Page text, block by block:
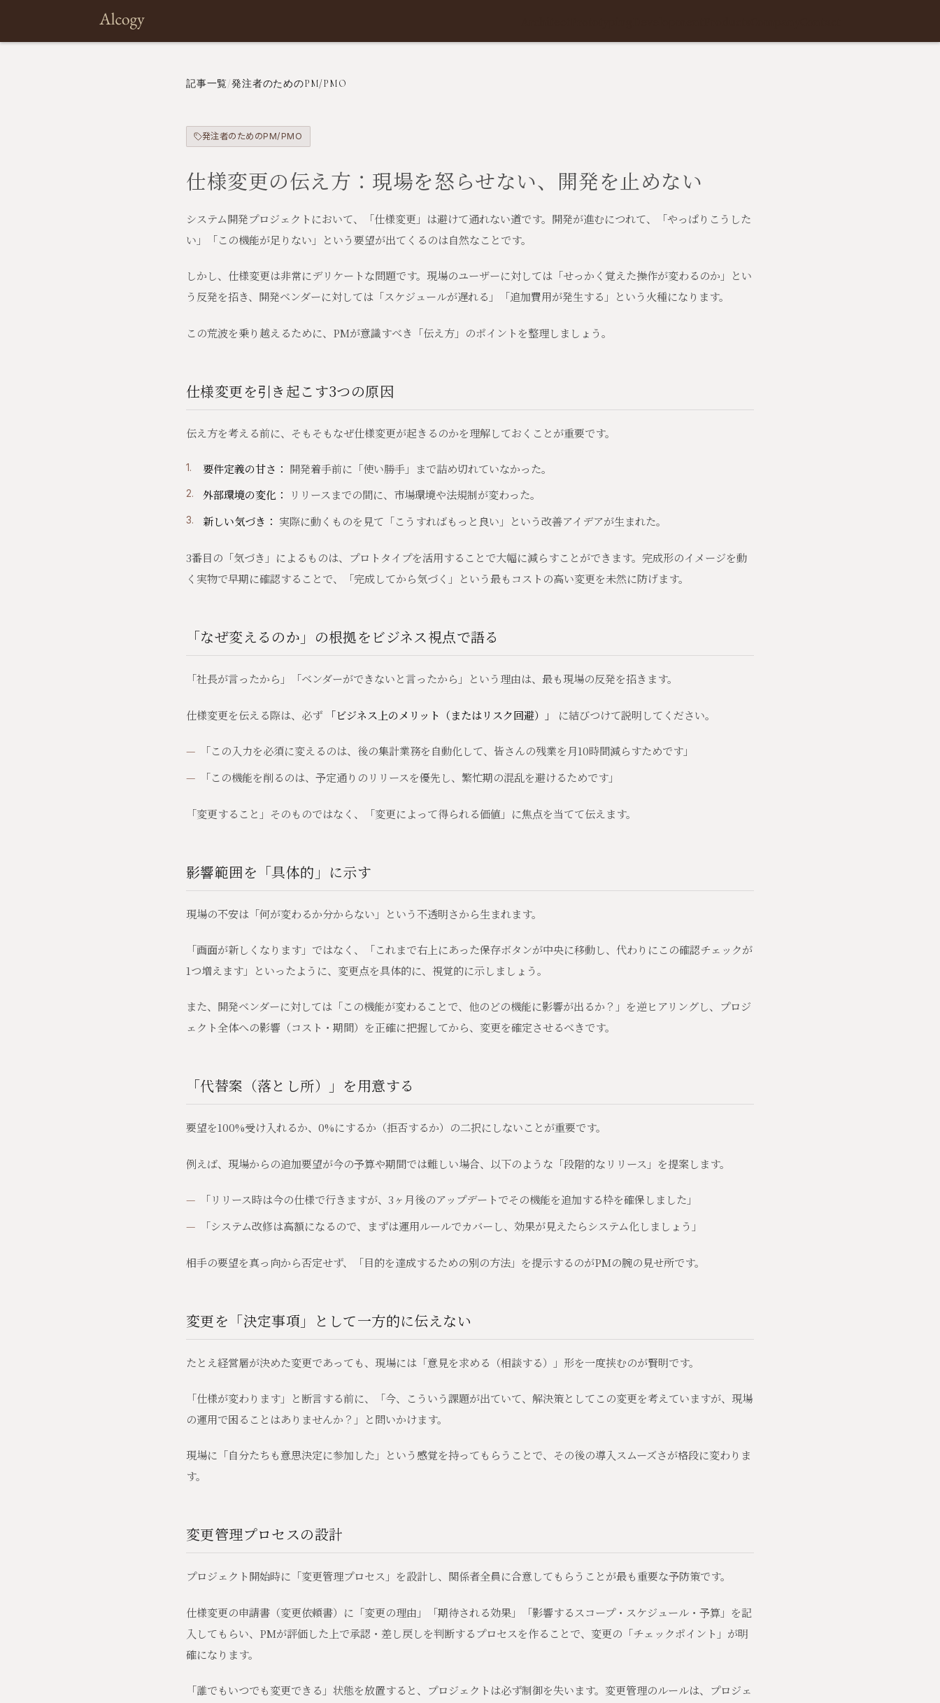
記事一覧/発注者のためのPM/PMO
発注者のためのPM/PMO
仕様変更の伝え方：現場を怒らせない、開発を止めない
システム開発プロジェクトにおいて、「仕様変更」は避けて通れない道です。開発が進むにつれて、「やっぱりこうした
い」「この機能が足りない」という要望が出てくるのは自然なことです。
しかし、仕様変更は非常にデリケートな問題です。現場のユーザーに対しては「せっかく覚えた操作が変わるのか」とい
う反発を招き、開発ベンダーに対しては「スケジュールが遅れる」「追加費用が発生する」という火種になります。
この荒波を乗り越えるために、PMが意識すべき「伝え方」のポイントを整理しましょう。
仕様変更を引き起こす3つの原因
伝え方を考える前に、そもそもなぜ仕様変更が起きるのかを理解しておくことが重要です。
要件定義の甘さ： 開発着手前に「使い勝手」まで詰め切れていなかった。
外部環境の変化：
リリースまでの間に、市場環境や法規制が変わった。
新しい気づき： 実際に動くものを見て「こうすればもっと良い」という改善アイデアが生まれた。
3番目の「気づき」によるものは、プロトタイプを活用することで大幅に減らすことができます。完成形のイメージを動
く実物で早期に確認することで、「完成してから気づく」という最もコストの高い変更を未然に防げます。
「なぜ変えるのか」の根拠をビジネス視点で語る
「社長が言ったから」「ベンダーができないと言ったから」という理由は、最も現場の反発を招きます。
仕様変更を伝える際は、必ず 「ビジネス上のメリット（またはリスク回避）」 に結びつけて説明してください。
「この入力を必須に変えるのは、後の集計業務を自動化して、皆さんの残業を月10時間減らすためです」
「この機能を削るのは、予定通りのリリースを優先し、繁忙期の混乱を避けるためです」
「変更すること」そのものではなく、「変更によって得られる価値」に焦点を当てて伝えます。
影響範囲を「具体的」に示す
現場の不安は「何が変わるか分からない」という不透明さから生まれます。
「画面が新しくなります」ではなく、「これまで右上にあった保存ボタンが中央に移動し、代わりにこの確認チェックが
1つ増えます」といったように、変更点を具体的に、視覚的に示しましょう。
また、開発ベンダーに対しては「この機能が変わることで、他のどの機能に影響が出るか？」を逆ヒアリングし、プロジ
ェクト全体への影響（コスト・期間）を正確に把握してから、変更を確定させるべきです。
「代替案（落とし所）」を用意する
要望を100%受け入れるか、0%にするか（拒否するか）の二択にしないことが重要です。
例えば、現場からの追加要望が今の予算や期間では難しい場合、以下のような「段階的なリリース」を提案します。
「リリース時は今の仕様で行きますが、3ヶ月後のアップデートでその機能を追加する枠を確保しました」
「システム改修は高額になるので、まずは運用ルールでカバーし、効果が見えたらシステム化しましょう」
相手の要望を真っ向から否定せず、「目的を達成するための別の方法」を提示するのがPMの腕の見せ所です。
変更を「決定事項」として一方的に伝えない
たとえ経営層が決めた変更であっても、現場には「意見を求める（相談する）」形を一度挟むのが賢明です。
「仕様が変わります」と断言する前に、「今、こういう課題が出ていて、解決策としてこの変更を考えていますが、現場
の運用で困ることはありませんか？」と問いかけます。
現場に「自分たちも意思決定に参加した」という感覚を持ってもらうことで、その後の導入スムーズさが格段に変わりま
す。
変更管理プロセスの設計
プロジェクト開始時に「変更管理プロセス」を設計し、関係者全員に合意してもらうことが最も重要な予防策です。
仕様変更の申請書（変更依頼書）に「変更の理由」「期待される効果」「影響するスコープ・スケジュール・予算」を記
入してもらい、PMが評価した上で承認・差し戻しを判断するプロセスを作ることで、変更の「チェックポイント」が明
確になります。
「誰でもいつでも変更できる」状態を放置すると、プロジェクトは必ず制御を失います。変更管理のルールは、プロジェ